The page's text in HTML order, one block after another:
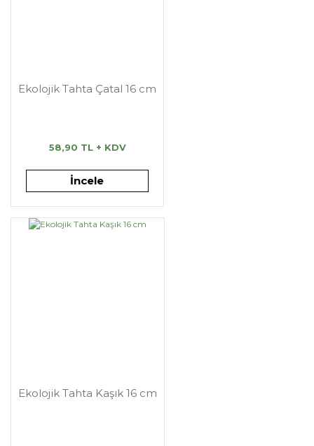
Ekolojik Tahta Çatal 16 cm
58,90 TL + KDV
İncele
Ekolojik Tahta Kaşık 16 cm